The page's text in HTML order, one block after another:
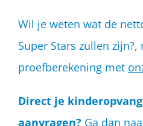
Wil je weten wat de
Super Stars zullen zijn?,
proefberekening met
Direct je
aanvragen? Ga dan